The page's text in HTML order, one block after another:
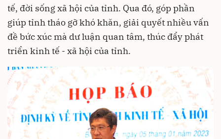
tế, đời sống xã hội của tỉnh. Qua đó, góp phần
giúp tỉnh tháo gỡ khó khăn, giải quyết nhiều vấn
đề bức xúc mà dư luận quan tâm, thúc đẩy phát
triển kinh tế - xã hội của tỉnh.